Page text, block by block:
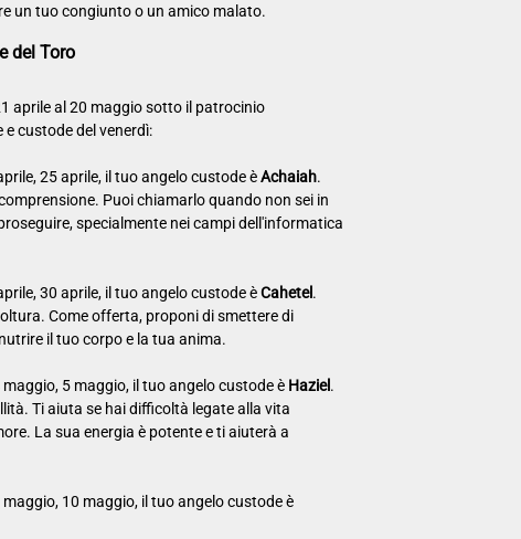
un tuo congiunto o un amico malato.
del Toro
aprile al 20 maggio sotto il patrocinio
custode del venerdì:
25 aprile, il tuo angelo custode èAchaiah.
Puoi chiamarlo quando non sei in
specialmente nei campi dell'informatica
30 aprile, il tuo angelo custode èCahetel.
Come offerta, proponi di smettere di
il tuo corpo e la tua anima.
5 maggio, il tuo angelo custode è Haziel.
Ti aiuta se hai difficoltà legate alla vita
La sua energia è potente e ti aiuterà a
10 maggio, il tuo angelo custode è